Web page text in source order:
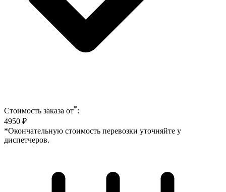
Стоимость заказа от*:
4950 ₽
*Окончательную стоимость перевозки уточняйте у
диспетчеров.